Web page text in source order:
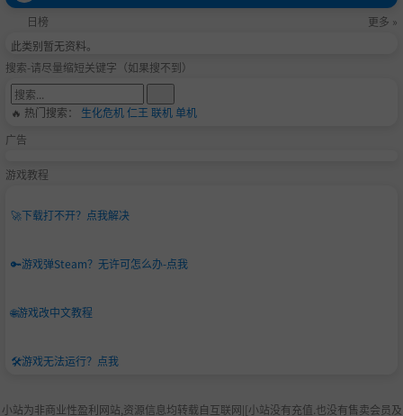
日榜
更多 »
此类别暂无资料。
搜索-请尽量缩短关键字（如果搜不到）
🔥 热门搜索： 生化危机仁王 联机单机
广告
游戏教程
🚀下载打不开？点我解决
🔑游戏弹Steam？无许可怎么办-点我
🌐游戏改中文教程
🛠️游戏无法运行？点我
小站为非商业性盈利网站,资源信息均转载自互联网|[小站没有充值.也没有售卖会员及